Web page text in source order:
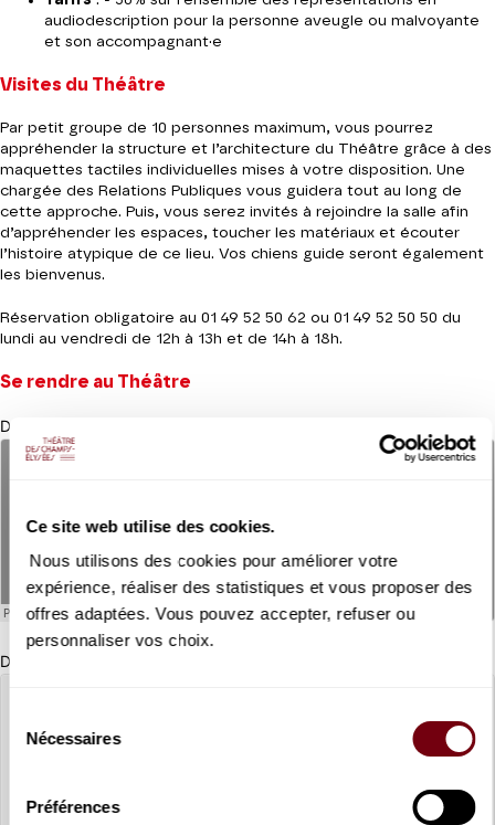
Ce site web utilise des cookies.
Nous utilisons des cookies pour améliorer votre
expérience, réaliser des statistiques et vous proposer des
offres adaptées. Vous pouvez accepter, refuser ou
personnaliser vos choix.
Nécessaires
Préférences
audiodescription pour la personne aveugle ou malvoyante
et son accompagnant·e
Visites du Théâtre
Par petit groupe de 10 personnes maximum, vous pourrez
appréhender la structure et l’architecture du Théâtre grâce à des
maquettes tactiles individuelles mises à votre disposition. Une
chargée des Relations Publiques vous guidera tout au long de
cette approche. Puis, vous serez invités à rejoindre la salle afin
d’appréhender les espaces, toucher les matériaux et écouter
l’histoire atypique de ce lieu. Vos chiens guide seront également
les bienvenus.
Réservation obligatoire au 01 49 52 50 62 ou 01 49 52 50 50 du
lundi au vendredi de 12h à 13h et de 14h à 18h.
Se rendre au Théâtre
Depuis le métro Franklin-Roosevelt (Ligne 1)
Depuis le métro Alma Marceau (Ligne 9)